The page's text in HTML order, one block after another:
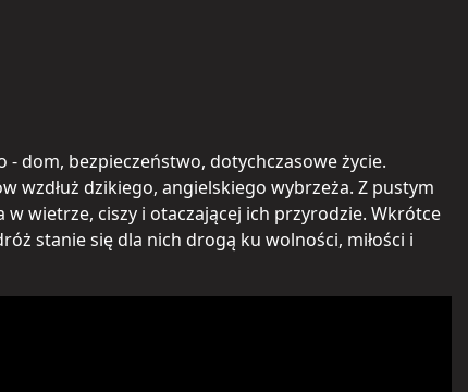
dom, bezpieczeństwo, dotychczasowe życie.
wzdłuż dzikiego, angielskiego wybrzeża. Z pustym
wietrze, ciszy i otaczającej ich przyrodzie. Wkrótce
stanie się dla nich drogą ku wolności, miłości i